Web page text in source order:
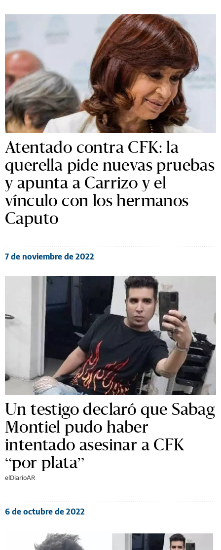
Atentado contra CFK: la
querella pide nuevas pruebas
y apunta a Carrizo y el
vínculo con los hermanos
Caputo
7 de noviembre de 2022
Un testigo declaró que Sabag
Montiel pudo haber
intentado asesinar a CFK
“por plata”
elDiarioAR
6 de octubre de 2022